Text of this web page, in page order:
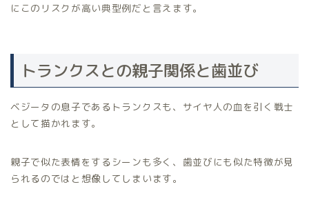
にこのリスクが高い典型例だと言えます。
トランクスとの親子関係と歯並び
ベジータの息子であるトランクスも、サイヤ人の血を引く戦士
として描かれます。
親子で似た表情をするシーンも多く、歯並びにも似た特徴が見
られるのではと想像してしまいます。